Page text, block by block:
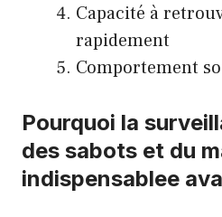
Capacité à
rapidement
Comportement
Pourquoi la
des sabots et du
indispensablee